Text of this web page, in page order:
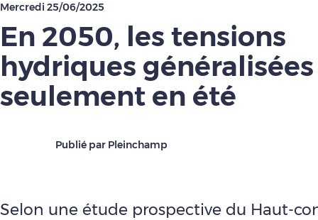
Mercredi 25/06/2025
En 2050, les tensions
hydriques
seulement en été
Publié par Pleinchamp
Selon une étude prospective du Haut-